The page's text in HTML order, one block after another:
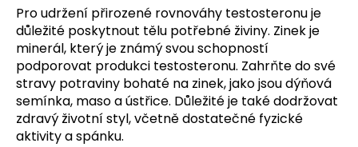
Pro udržení přirozené rovnováhy testosteronu je
důležité poskytnout tělu potřebné živiny. Zinek je
minerál, který je známý svou schopností
podporovat produkci testosteronu. Zahrňte do své
stravy potraviny bohaté na zinek, jako jsou dýňová
semínka, maso a ústřice. Důležité je také dodržovat
zdravý životní styl, včetně dostatečné fyzické
aktivity a spánku.